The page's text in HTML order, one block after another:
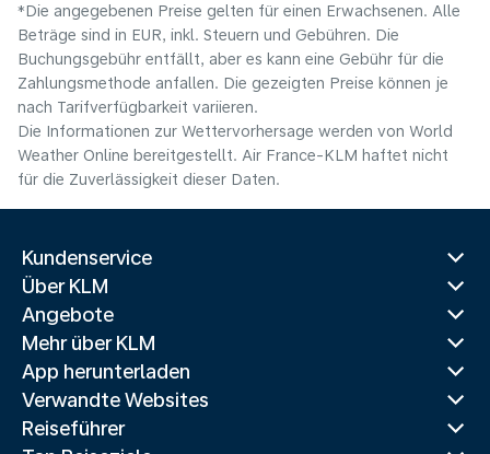
*Die angegebenen Preise gelten für einen Erwachsenen. Alle
Beträge sind in EUR, inkl. Steuern und Gebühren. Die
Buchungsgebühr entfällt, aber es kann eine Gebühr für die
Zahlungsmethode anfallen. Die gezeigten Preise können je
nach Tarifverfügbarkeit variieren.
Die Informationen zur Wettervorhersage werden von World
Weather Online bereitgestellt. Air France-KLM haftet nicht
für die Zuverlässigkeit dieser Daten.
Kundenservice
Über KLM
Angebote
Mehr über KLM
App herunterladen
Verwandte Websites
Reiseführer